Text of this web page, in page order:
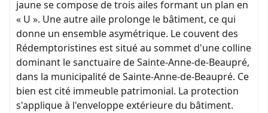
jaune se compose de trois ailes formant un plan en
« U ». Une autre aile prolonge le bâtiment, ce qui
donne un ensemble asymétrique. Le couvent des
Rédemptoristines est situé au sommet d'une colline
dominant le sanctuaire de Sainte-Anne-de-Beaupré,
dans la municipalité de Sainte-Anne-de-Beaupré. Ce
bien est cité immeuble patrimonial. La protection
s'applique à l'enveloppe extérieure du bâtiment.